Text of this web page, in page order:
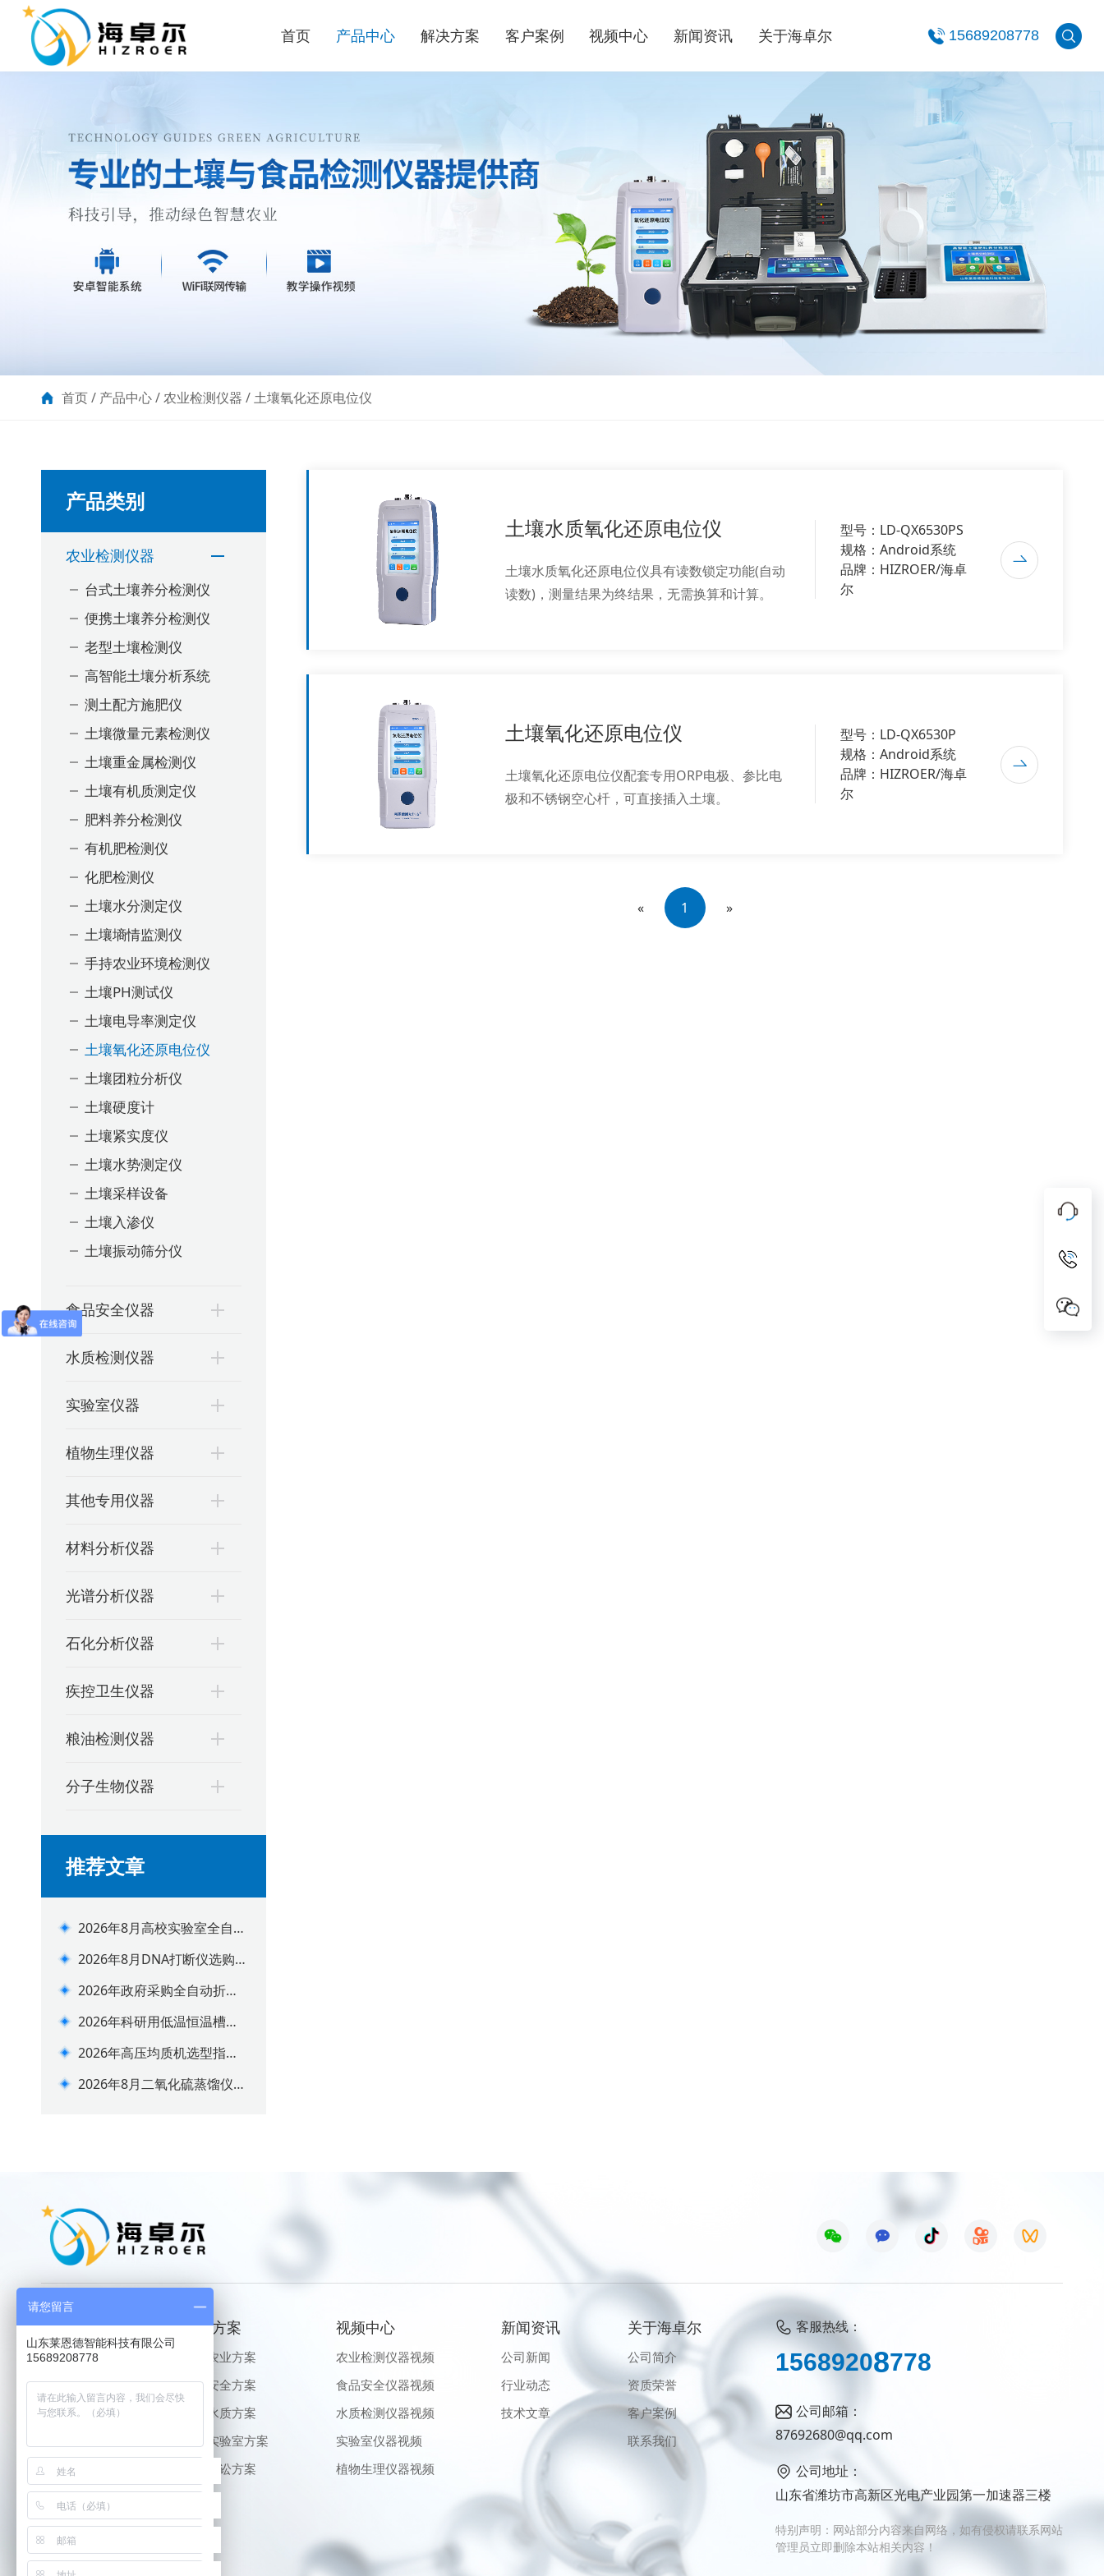
首页 产品中心 解决方案 客户案例 视频中心 新闻资讯 关于海卓尔 15689208778
首页/ 产品中心/农业检测仪器 /土壤氧化还原电位仪
产品类别
农业检测仪器
台式土壤养分检测仪
便携土壤养分检测仪
老型土壤检测仪
高智能土壤分析系统
测土配方施肥仪
土壤微量元素检测仪
土壤重金属检测仪
土壤有机质测定仪
肥料养分检测仪
有机肥检测仪
化肥检测仪
土壤水分测定仪
土壤墒情监测仪
手持农业环境检测仪
土壤PH测试仪
土壤电导率测定仪
土壤氧化还原电位仪
土壤团粒分析仪
土壤硬度计
土壤紧实度仪
土壤水势测定仪
土壤采样设备
土壤入渗仪
土壤振动筛分仪
食品安全仪器
水质检测仪器
实验室仪器
植物生理仪器
其他专用仪器
材料分析仪器
光谱分析仪器
石化分析仪器
疾控卫生仪器
粮油检测仪器
分子生物仪器
推荐文章
2026年8月高校实验室全自动
2026年8月DNA打断仪选购避
2026年政府采购全自动折光
2026年科研用低温恒温槽分
2026年高压均质机选型指
2026年8月二氧化硫蒸馏仪选
土壤水质氧化还原电位仪
土壤水质氧化还原电位仪具有读数锁定功能(自动
读数)，测量结果为终结果，无需换算和计算。
型号：LD-QX6530PS
规格：Android系统
品牌：HIZROER/海卓
尔
土壤氧化还原电位仪
土壤氧化还原电位仪配套专用ORP电极、参比电
极和不锈钢空心杄，可直接插入土壤。
型号：LD-QX6530P
规格：Android系统
品牌：HIZROER/海卓
尔
« 1 »
产品中心
农业检测仪器
食品安全仪器
水质检测仪器
植物生理仪器
查看更多 >
解决方案
生态农业方案
食品安全方案
健康水质方案
智能实验室方案
公益诉讼方案
视频中心
农业检测仪器视频
食品安全仪器视频
水质检测仪器视频
实验室仪器视频
植物生理仪器视频
新闻资讯
公司新闻
行业动态
技术文章
关于海卓尔
公司简介
资质荣誉
客户案例
联系我们
客服热线：
15689208778
公司邮箱：
87692680@qq.com
公司地址：
山东省潍坊市高新区光电产业园第一加速器三楼
特别声明：网站部分内容来自网络，如有侵权请联系网站
管理员立即删除本站相关内容！
请您留言
山东莱恩德智能科技有限公司
15689208778